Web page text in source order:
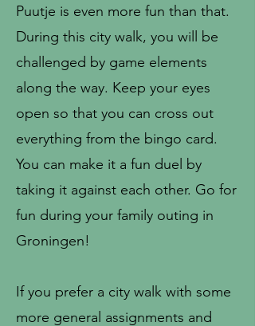
Puutje is even more fun than that.
During this city walk, you will be
challenged by game elements
along the way. Keep your eyes
open so that you can cross out
everything from the bingo card.
You can make it a fun duel by
taking it against each other. Go for
fun during your family outing in
Groningen!
If you prefer a city walk with some
more general assignments and